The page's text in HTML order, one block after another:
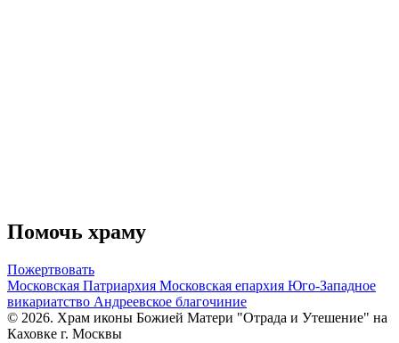
Помочь храму
Пожертвовать
Московская Патриархия Московская епархия Юго-Западное
викариатство Андреевское благочиние
© 2026. Храм иконы Божией Матери "Отрада и Утешение" на
Каховке г. Москвы